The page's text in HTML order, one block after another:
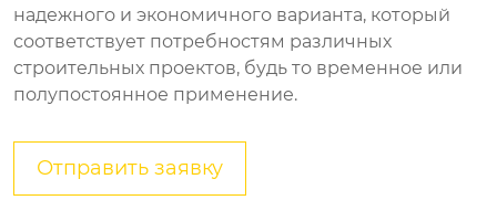
надежного и экономичного варианта, который
соответствует потребностям различных
строительных проектов, будь то временное или
полупостоянное применение.
Отправить заявку